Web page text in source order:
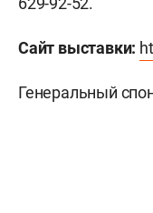
Сайт выставки:
Генеральный